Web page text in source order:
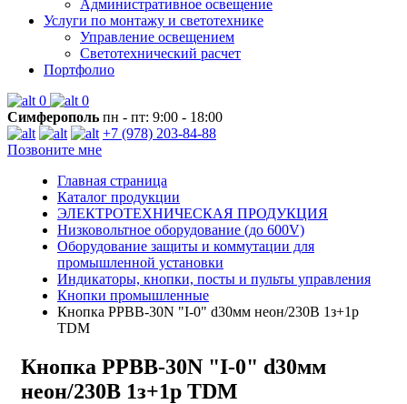
Административное освещение
Услуги по монтажу и светотехнике
Управление освещением
Светотехнический расчет
Портфолио
0
0
Симферополь пн - пт: 9:00 - 18:00
+7 (978) 203-84-88
Позвоните мне
Главная страница
Каталог продукции
ЭЛЕКТРОТЕХНИЧЕСКАЯ ПРОДУКЦИЯ
Низковольтное оборудование (до 600V)
Оборудование защиты и коммутации для
промышленной установки
Индикаторы, кнопки, посты и пульты управления
Кнопки промышленные
Кнопка РPВВ-30N "I-0" d30мм неон/230В 1з+1р
TDM
Кнопка РPВВ-30N "I-0" d30мм
неон/230В 1з+1р TDM